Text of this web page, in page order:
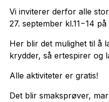
Vi inviterer derfor alle
27. september kl.11−14
Her blir det mulighet til å
krydder, så ertespirer og
Alle aktiviteter er gratis!
Det blir smaksprøver,